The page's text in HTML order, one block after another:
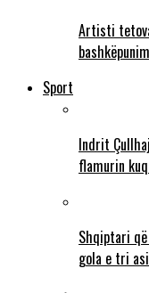
Artisti
Sport
Indrit
flamurin
Shqiptari
gola e tri